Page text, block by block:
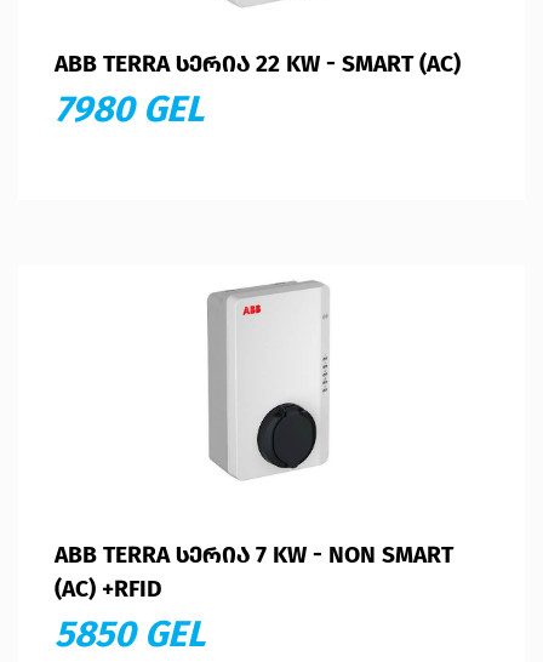
ABB TERRA ᲡᲔᲠᲘᲐ 22 KW - SMART (AC)
7980 GEL
ABB TERRA ᲡᲔᲠᲘᲐ 7 KW - NON SMART
(AC) +RFID
5850 GEL